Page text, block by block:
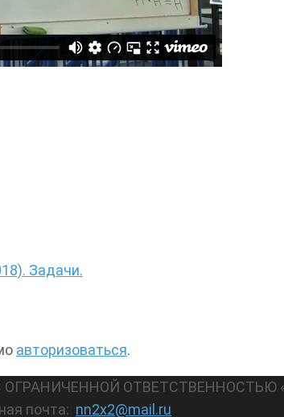
Задачи.
авторизоваться.
ОГРАНИЧЕННОЙ
почта: nn2x2@mail.ru